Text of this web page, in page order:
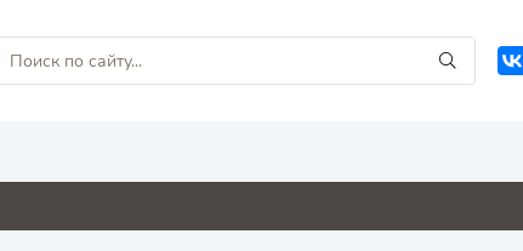
0 0 0 4.1